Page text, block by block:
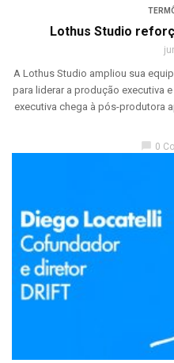
Lothus Studio
A Lothus Studio ampliou sua
para liderar a produção executiva
executiva chega à pós-produtora
0